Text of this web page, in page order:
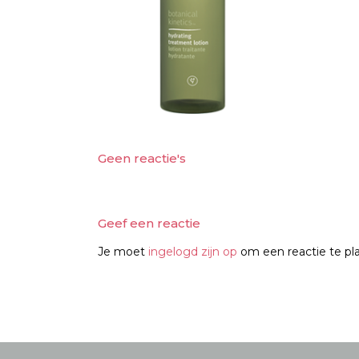
Geen reactie's
Geef een reactie
Je moet ingelogd zijn op om een reactie te